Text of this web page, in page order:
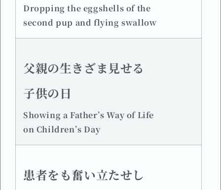
Dropping the eggshells of the
second pup and flying swallow
父親の生きざま見せる
子供の日
Showing a Father’s Way of Life
on Children’s Day
患者をも奮い立たせし